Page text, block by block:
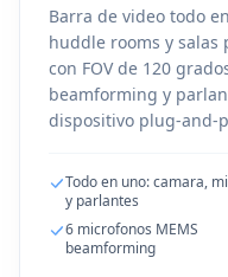
Barra de video todo
huddle rooms y salas
con FOV de 120
beamforming y
dispositivo plug-and-
Todo en uno: camara,
y parlantes
6 microfonos MEMS
beamforming